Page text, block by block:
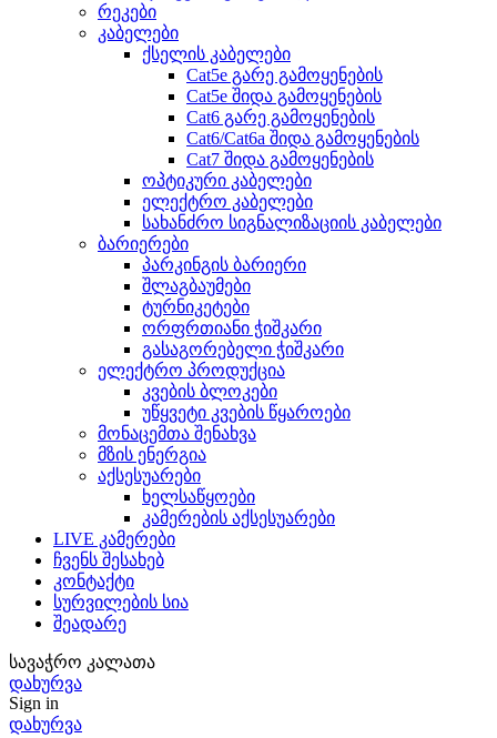
რეკები
კაბელები
ქსელის კაბელები
Cat5e გარე გამოყენების
Cat5e შიდა გამოყენების
Cat6 გარე გამოყენების
Cat6/Cat6a შიდა გამოყენების
Cat7 შიდა გამოყენების
ოპტიკური კაბელები
ელექტრო კაბელები
სახანძრო სიგნალიზაციის კაბელები
ბარიერები
პარკინგის ბარიერი
შლაგბაუმები
ტურნიკეტები
ორფრთიანი ჭიშკარი
გასაგორებელი ჭიშკარი
ელექტრო პროდუქცია
კვების ბლოკები
უწყვეტი კვების წყაროები
მონაცემთა შენახვა
მზის ენერგია
აქსესუარები
ხელსაწყოები
კამერების აქსესუარები
LIVE კამერები
ჩვენს შესახებ
კონტაქტი
სურვილების სია
შეადარე
სავაჭრო კალათა
დახურვა
Sign in
დახურვა